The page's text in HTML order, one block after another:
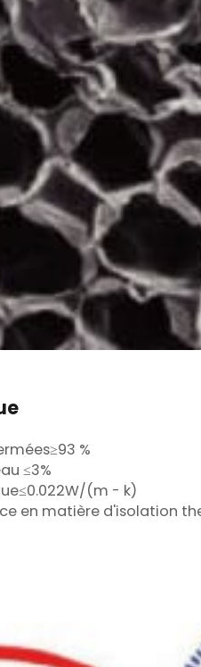
%
≤3%
(m - k)
en matière d'isolation